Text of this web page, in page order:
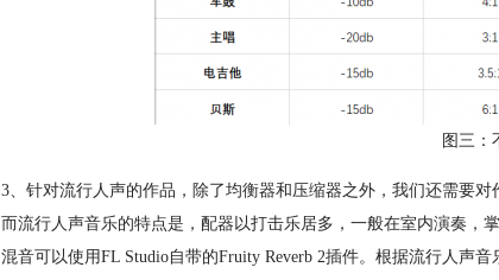
图三：
3、针对流行人声的作品，除了均衡器和压缩器之外，我们还需要
而流行人声音乐的特点是，配器以打击乐居多，一般在室内演奏，
混音可以使用FL Studio自带的Fruity Reverb 2插件。根据流行人声